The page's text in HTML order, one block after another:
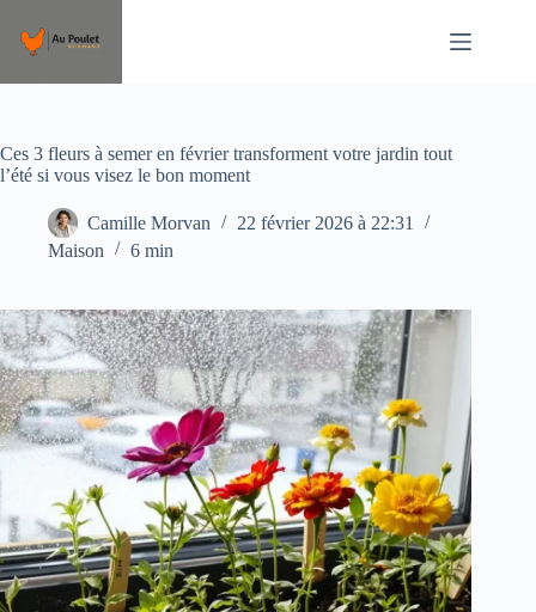
contenu
Ces 3 fleurs à semer en février transforment votre jardin tout
l’été si vous visez le bon moment
Camille Morvan
22 février 2026 à 22:31
Maison
6 min